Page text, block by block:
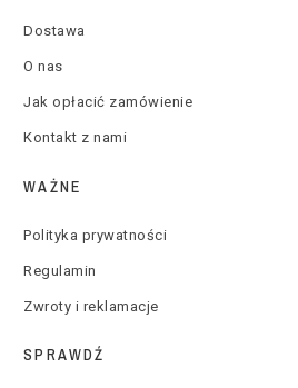
Dostawa
O nas
Jak opłacić zamówienie
Kontakt z nami
WAŻNE
Polityka prywatności
Regulamin
Zwroty i reklamacje
SPRAWDŹ